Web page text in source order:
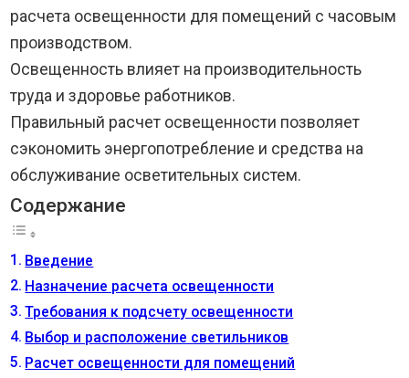
расчета освещенности для помещений с часовым
производством.
Освещенность влияет на производительность
труда и здоровье работников.
Правильный расчет освещенности позволяет
сэкономить энергопотребление и средства на
обслуживание осветительных систем.
Содержание
Введение
Назначение расчета освещенности
Требования к подсчету освещенности
Выбор и расположение светильников
Расчет освещенности для помещений